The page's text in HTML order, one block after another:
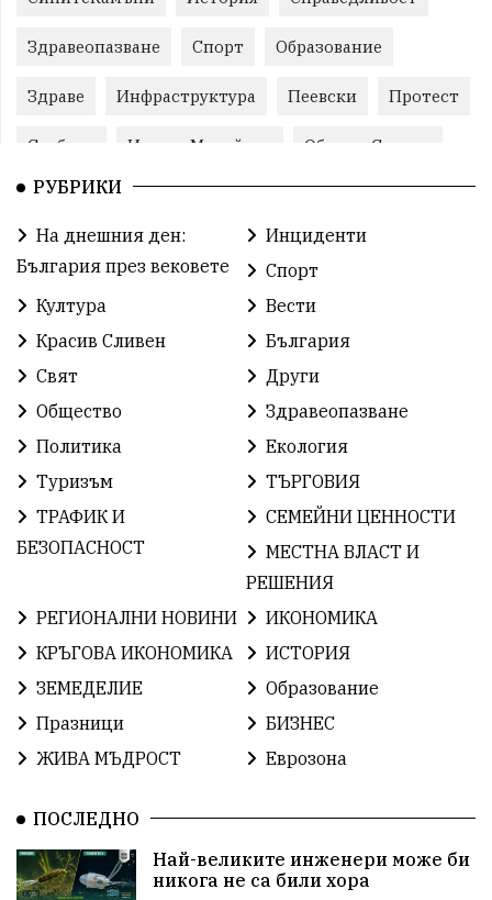
Здравеопазване Спорт Образование
Здраве Инфраструктура Пеевски Протест
Свобода ИвелинМихайлов ОбщинаСливен
Карандила
РадостинВасилев ЛекаАтлетика МЕЧ
ХристоИлиев БългарскоЗемеделие
КироБрейка БългарскиСпорт София
земеделие
ИсторияНаБългария Иновации САЩ
БългарскаГордост Археология Твърдица
ОбщинаСливен Легенда Право
Хасково ВиКСливен
Правосъдие СелинКларънс България2025
ПътнаБезопасност
ПетърПетров Деца Обединение
РУБРИКИ
На днешния ден:
България през вековете
Инциденти
Спорт
Култура
Вести
Красив Сливен
България
Свят
Други
Общество
Здравеопазване
Политика
Екология
Туризъм
ТЪРГОВИЯ
ТРАФИК И
БЕЗОПАСНОСТ
СЕМЕЙНИ ЦЕННОСТИ
МЕСТНА ВЛАСТ И
РЕШЕНИЯ
РЕГИОНАЛНИ НОВИНИ
ИКОНОМИКА
КРЪГОВА ИКОНОМИКА
ИСТОРИЯ
ЗЕМЕДЕЛИЕ
Образование
Празници
БИЗНЕС
ЖИВА МЪДРОСТ
Еврозона
ПОСЛЕДНО
Най-великите инженери може би
никога не са били хора